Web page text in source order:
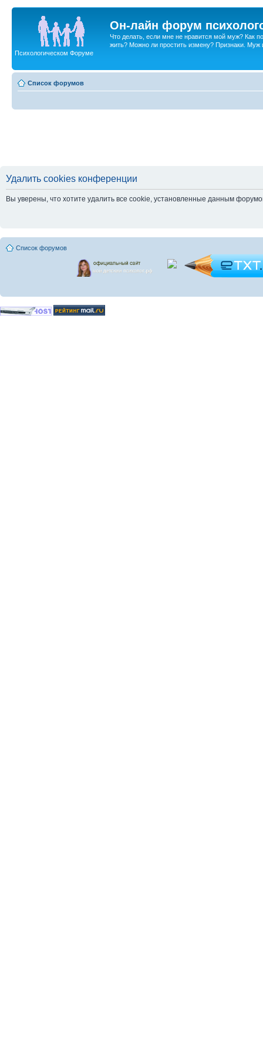
Он-лайн форум
Что делать, если мне не нравится мой муж? Как
жить? Можно ли простить измену? Признаки. Муж
Психологическом Форуме
Список форумов
Удалить cookies конференции
Вы уверены, что хотите удалить все cookie, установленные данным
Список форумов